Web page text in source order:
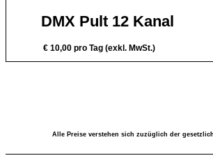
DMX Pult 12 Kanal
€ 10,00 pro Tag (exkl. MwSt.)
Alle Preise verstehen sich zuzüglich der